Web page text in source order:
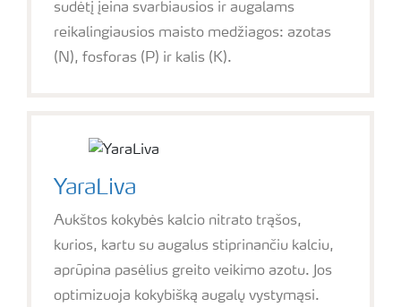
sudėtį įeina svarbiausios ir augalams
reikalingiausios maisto medžiagos: azotas
(N), fosforas (P) ir kalis (K).
YaraLiva
Aukštos kokybės kalcio nitrato trąšos,
kurios, kartu su augalus stiprinančiu kalciu,
aprūpina pasėlius greito veikimo azotu. Jos
optimizuoja kokybišką augalų vystymąsi.